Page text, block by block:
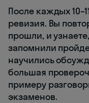
После каждых
ревизия. Вы
прошли, и
запомнили
научились
большая
примеру
экзаменов.